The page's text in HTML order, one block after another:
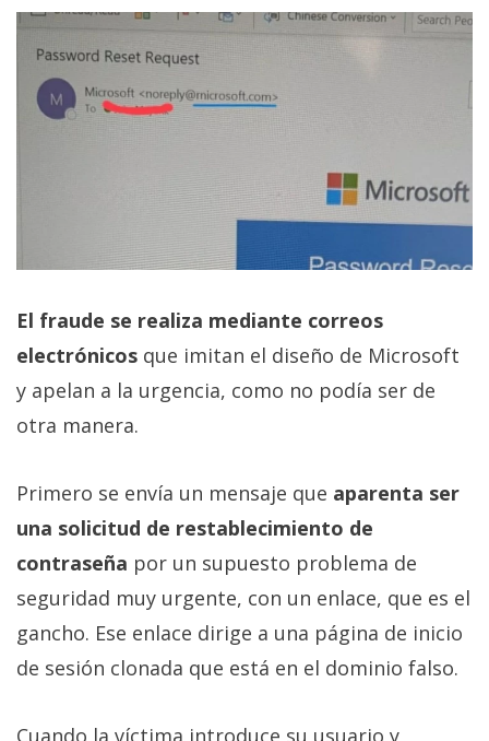
comunicación
digital donde
encontrarás
todas las
videojuegos,
trucos y
tutoriales.
Informático
(CC) 2006-
2026. Algunos
El fraude se realiza mediante correos
electrónicos que imitan el diseño de Microsoft
y apelan a la urgencia, como no podía ser de
otra manera.
Primero se envía un mensaje que aparenta ser
una solicitud de restablecimiento de
contraseña por un supuesto problema de
seguridad muy urgente, con un enlace, que es el
gancho. Ese enlace dirige a una página de inicio
de sesión clonada que está en el dominio falso.
Cuando la víctima introduce su usuario y